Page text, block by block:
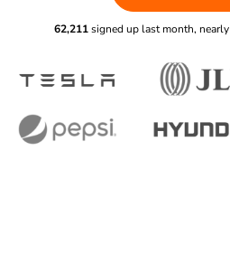
62,211signed up last month, nearly